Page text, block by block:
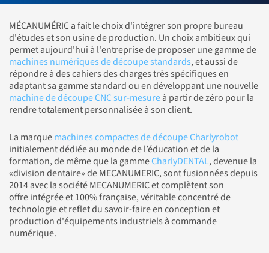
MÉCANUMÉRIC a fait le choix d'intégrer son propre bureau
d'études et son usine de production. Un choix ambitieux qui
permet aujourd'hui à l'entreprise de proposer une gamme de
machines numériques de découpe standards, et aussi de
répondre à des cahiers des charges très spécifiques en
adaptant sa gamme standard ou en développant une nouvelle
machine de découpe CNC sur-mesureà partir de zéro pour la
rendre totalement personnalisée à son client.
La marquemachines compactes de découpe Charlyrobot
initialement dédiée au monde de l’éducation et de la
formation, de même que la gammeCharlyDENTAL, devenue la
«division dentaire» de MECANUMERIC, sont fusionnées depuis
2014 avec la société MECANUMERIC et complètent son
offre intégrée et 100% française, véritable concentré de
technologie et reflet du savoir-faire en conception et
production d'équipements industriels à commande
numérique.